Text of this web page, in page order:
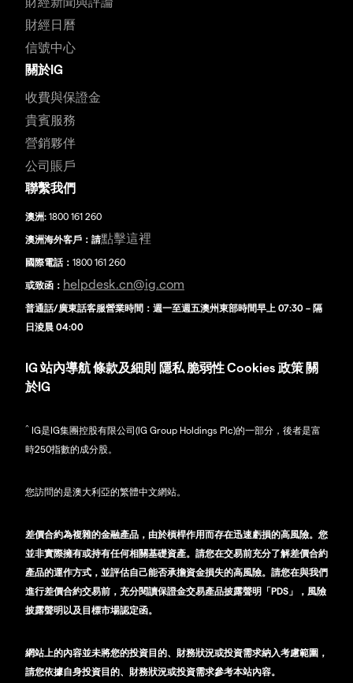
財經日曆
信號中心
關於IG
收費與保證金
貴賓服務
營銷夥伴
公司賬戶
聯繫我們
澳洲: 1800 161 260
澳洲海外客戶：請點擊這裡
國際電話： 1800 161 260
或致函： helpdesk.cn@ig.com
普通話/廣東話客服營業時間：週一至週五澳州東部時間早上 07:30 – 隔
日淩晨 04:00
IG 站內導航條款及細則 隱私 脆弱性Cookies 政策 關
於IG
^ IG是IG集團控股有限公司(IG Group Holdings Plc)的一部分，後者是富
時250指數的成分股。
您訪問的是澳大利亞的繁體中文網站。
差價合約為複雜的金融產品，由於槓桿作用而存在迅速虧損的高風險。您
並非實際擁有或持有任何相關基礎資產。請您在交易前充分了解差價合約
產品的運作方式，並評估自己能否承擔資金損失的高風險。請您在與我們
進行差價合約交易前，充分閱讀保證金交易產品披露聲明「PDS」，風險
披露聲明以及目標市場認定函。
網站上的內容並未將您的投資目的、財務狀況或投資需求納入考慮範圍，
請您依據自身投資目的、財務狀況或投資需求參考本站內容。